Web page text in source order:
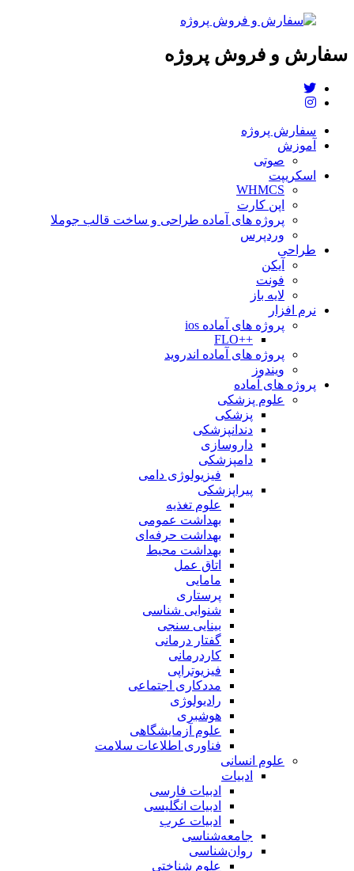
سفارش و فروش پروژه
سفارش پروژه
آموزش
صوتی
اسکریپت
WHMCS
اپن کارت
پروژه های آماده طراحی و ساخت قالب جوملا
وردپرس
طراحی
آیکن
فونت
لایه باز
نرم افزار
پروژه های آماده ios
++FLO
پروژه های آماده اندروید
ویندوز
پروژه های آماده
علوم پزشکی
پزشکی
دندانپزشکی
داروسازی
دامپزشکی
فیزیولوژی دامی
پیراپزشکی
علوم تغذیه
بهداشت عمومی
بهداشت حرفه‌ای
بهداشت محیط
اتاق عمل
مامایی
پرستاری
شنوایی شناسی
بینایی سنجی
گفتار درمانی
کاردرمانی
فیزیوتراپی
مددکاری اجتماعی
رادیولوژی
هوشبری
علوم آزمایشگاهی
فناوری اطلاعات سلامت
علوم انسانی
ادبیات
ادبیات فارسی
ادبیات انگلیسی
ادبیات عرب
جامعه‌شناسی
روان‌شناسی
علوم شناختی